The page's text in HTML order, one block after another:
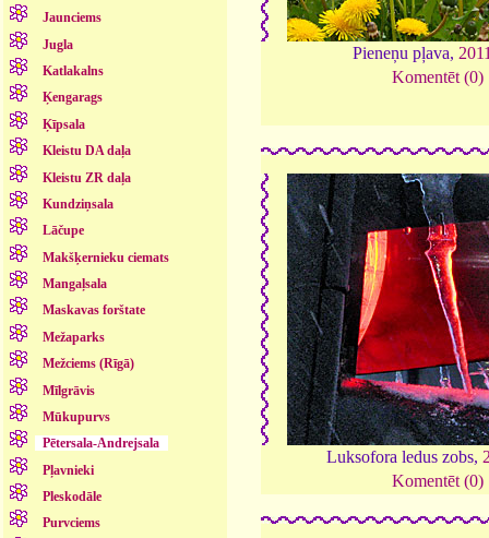
Jaunciems
Jugla
Katlakalns
Ķengarags
Ķīpsala
Kleistu DA daļa
Kleistu ZR daļa
Kundziņsala
Lāčupe
Makšķernieku ciemats
Mangaļsala
Maskavas forštate
Mežaparks
Mežciems (Rīgā)
Mīlgrāvis
Mūkupurvs
Pētersala-Andrejsala
Pļavnieki
Pleskodāle
Purvciems
Pieneņu pļava,
Komentēt (0)
Luksofora ledus zobs,
Komentēt (0)